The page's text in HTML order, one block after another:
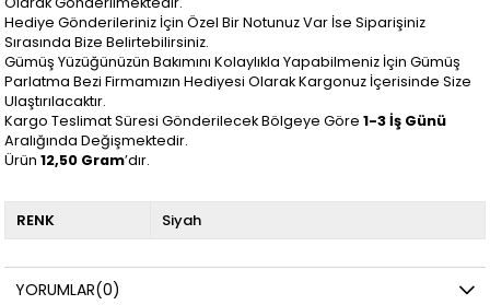
Hediye Gönderileriniz İçin Özel Bir Notunuz Var İse Siparişiniz
Sırasında Bize Belirtebilirsiniz.
Gümüş Yüzüğünüzün Bakımını Kolaylıkla Yapabilmeniz İçin Gümüş
Parlatma Bezi Firmamızın Hediyesi Olarak Kargonuz İçerisinde Size
Ulaştırılacaktır.
Kargo Teslimat Süresi Gönderilecek Bölgeye Göre1-3 İş Günü
Aralığında Değişmektedir.
Ürün12,50 Gram’dır.
RENK Siyah
YORUMLAR(0)